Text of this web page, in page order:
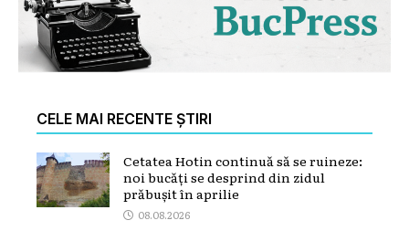
CELE MAI RECENTE ȘTIRI
Cetatea Hotin continuă să se ruineze:
noi bucăți se desprind din zidul
prăbușit în aprilie
08.08.2026